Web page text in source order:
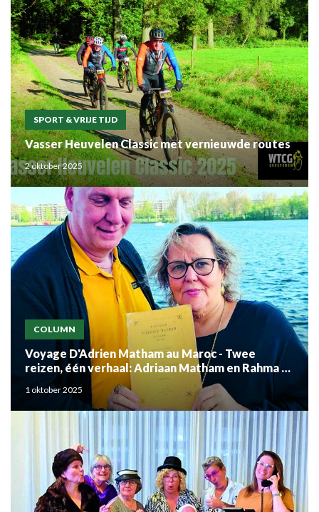
SPORT & VRIJE TIJD
Vasser Heuvelen Classic met vernieuwde routes
2 oktober 2025
COLUMN
Voyage D'Adrien Matham au Maroc - Twee
reizen, één verhaal: Adriaan Matham en Rahma el
Mouden
1 oktober 2025